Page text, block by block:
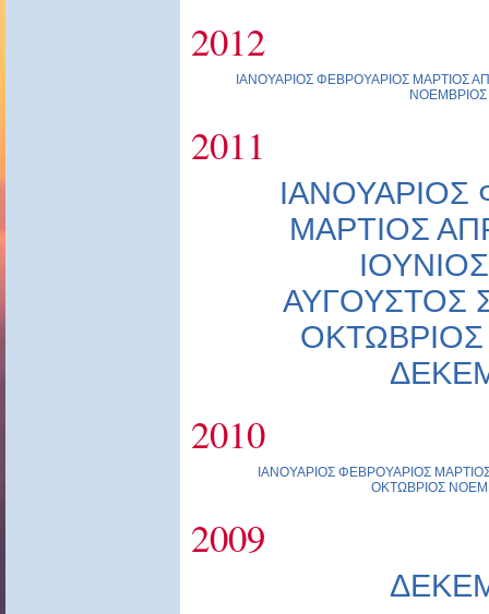
2012
ΙΑΝΟΥΑΡΙΟΣ ΦΕΒΡΟΥΑΡΙΟΣ ΜΑΡΤΙΟΣ
ΝΟΕΜΒΡΙΟΣ
2011
ΙΑΝΟΥΑΡΙΟΣ
ΜΑΡΤΙΟΣ
ΙΟΥΝΙΟΣ
ΑΥΓΟΥΣΤΟΣ
ΟΚΤΩΒΡΙΟΣ
2010
ΙΑΝΟΥΑΡΙΟΣ ΦΕΒΡΟΥΑΡΙΟΣ
ΟΚΤΩΒΡΙΟΣ
2009